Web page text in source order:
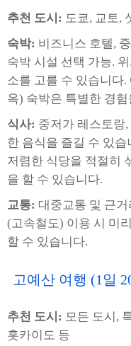
추천 도시: 도쿄, 교토,
숙박: 비즈니스 호텔,
숙박 시설 선택 가능.
소를 고를 수 있습니다
옥) 숙박은 특별한 경
식사: 중저가 레스토랑
한 음식을 즐길 수 있
저렴한 식당을 적절히
을 할 수 있습니다.
교통: 대중교통 및 근
(고속철도) 이용 시 미
할 수 있습니다.
고예산 여행 (1일
추천 도시: 모든 도시,
홋카이도 등